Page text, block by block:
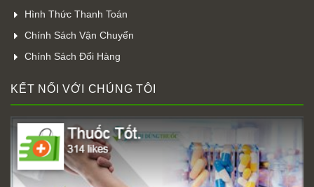
Hình Thức Thanh Toán
Chính Sách Vận Chuyển
Chính Sách Đổi Hàng
KẾT NỐI VỚI CHÚNG TÔI